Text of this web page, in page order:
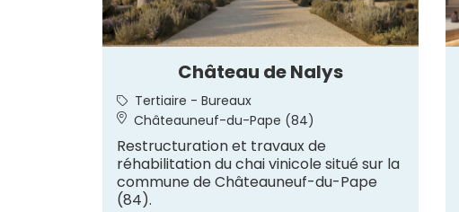
Château de Nalys
Tertiaire - Bureaux
Châteauneuf-du-Pape (84)
Restructuration et travaux de
réhabilitation du chai vinicole situé sur la
commune de Châteauneuf-du-Pape
(84).